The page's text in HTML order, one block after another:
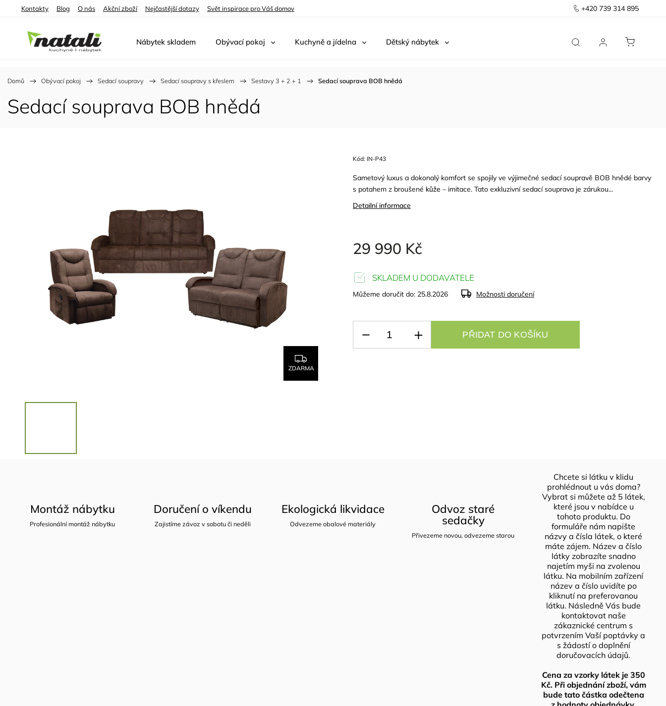
+420 739 314 895
Kontakty Blog O nás Akční zboží Nejčastější dotazy Svět inspirace pro Váš domov
Nábytek skladem Obývací pokoj Kuchyně a jídelna Dětský nábytek Předsíň
Domů / Obývací pokoj / Sedací soupravy / Sedací soupravy s křeslem / Sestavy 3 + 2 + 1 / Sedací souprava BOB hnědá
Sedací souprava BOB hnědá
ZDARMA
29 990 Kč
Kód: IN-P43
Sametový luxus a dokonalý komfort se spojily ve výjimečné sedací soupravě BOB hnědé barvy
s potahem z broušené kůže – imitace. Tato exkluzivní sedací souprava je zárukou...
Detailní informace
SKLADEM U DODAVATELE
Můžeme doručit do: 25.8.2026 Možnosti doručení
PŘIDAT DO KOŠÍKU
Montáž nábytku
Profesionální montáž nábytku
Doručení o víkendu
Zajistíme závoz v sobotu či neděli
Ekologická likvidace
Odvezeme obalové materiály
Odvoz staré
sedačky
Přivezeme novou, odvezeme starou
Chcete si látku v klidu
prohlédnout u vás doma?
Vybrat si můžete až 5 látek,
které jsou v nabídce u
tohoto produktu. Do
formuláře nám napište
názvy a čísla látek, o které
máte zájem. Název a číslo
látky zobrazíte snadno
najetím myši na zvolenou
látku. Na mobilním zařízení
název a číslo uvidíte po
kliknutí na preferovanou
látku. Následně Vás bude
kontaktovat naše
zákaznické centrum s
potvrzením Vaší poptávky a
s žádostí o doplnění
doručovacích údajů.
Cena za vzorky látek je 350
Kč. Při objednání zboží, vám
bude tato částka odečtena